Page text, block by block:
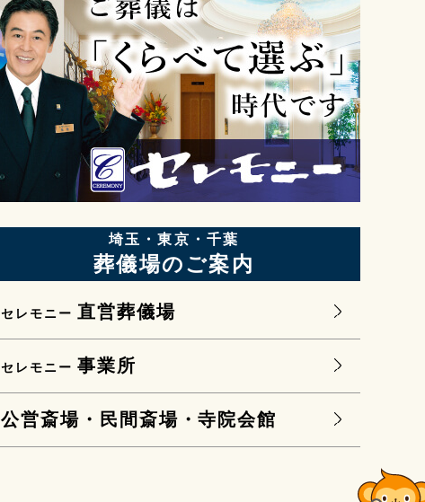
埼玉・東京・千葉
葬儀場のご案内
セレモニー 直営葬儀場
セレモニー 事業所
公営斎場・民間斎場・寺院会館